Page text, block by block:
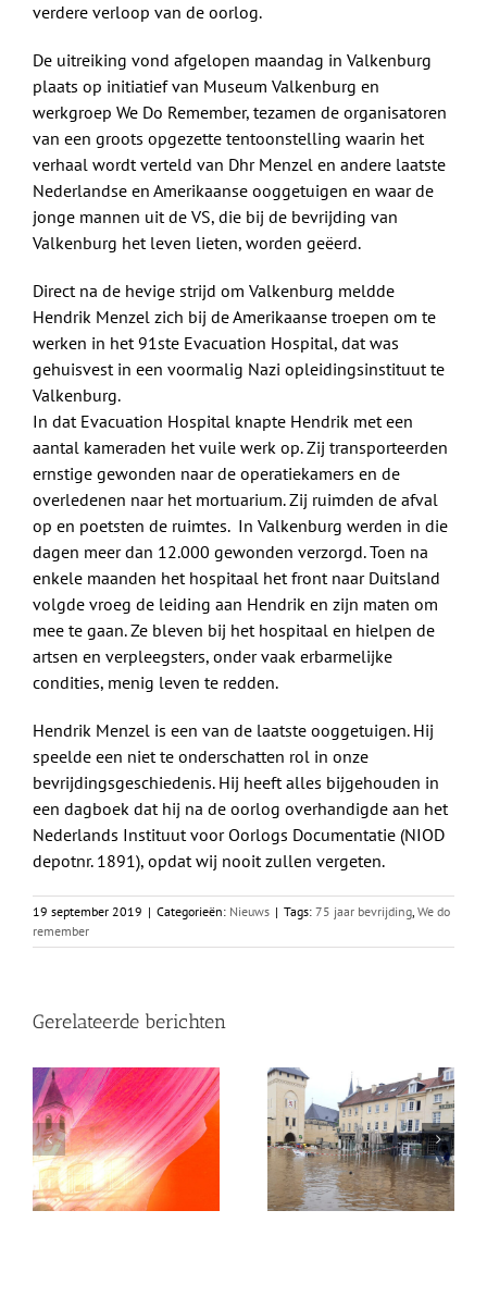
verdere verloop van de oorlog.
De uitreiking vond afgelopen maandag in Valkenburg
plaats op initiatief van Museum Valkenburg en
werkgroep We Do Remember, tezamen de organisatoren
van een groots opgezette tentoonstelling waarin het
verhaal wordt verteld van Dhr Menzel en andere laatste
Nederlandse en Amerikaanse ooggetuigen en waar de
jonge mannen uit de VS, die bij de bevrijding van
Valkenburg het leven lieten, worden geëerd.
Direct na de hevige strijd om Valkenburg meldde
Hendrik Menzel zich bij de Amerikaanse troepen om te
werken in het 91ste Evacuation Hospital, dat was
gehuisvest in een voormalig Nazi opleidingsinstituut te
Valkenburg.
In dat Evacuation Hospital knapte Hendrik met een
aantal kameraden het vuile werk op. Zij transporteerden
ernstige gewonden naar de operatiekamers en de
overledenen naar het mortuarium. Zij ruimden de afval
op en poetsten de ruimtes. In Valkenburg werden in die
dagen meer dan 12.000 gewonden verzorgd. Toen na
enkele maanden het hospitaal het front naar Duitsland
volgde vroeg de leiding aan Hendrik en zijn maten om
mee te gaan. Ze bleven bij het hospitaal en hielpen de
artsen en verpleegsters, onder vaak erbarmelijke
condities, menig leven te redden.
Hendrik Menzel is een van de laatste ooggetuigen. Hij
speelde een niet te onderschatten rol in onze
bevrijdingsgeschiedenis. Hij heeft alles bijgehouden in
een dagboek dat hij na de oorlog overhandigde aan het
Nederlands Instituut voor Oorlogs Documentatie (NIOD
depotnr. 1891), opdat wij nooit zullen vergeten.
19 september 2019 | Categorieën: Nieuws | Tags: 75 jaar bevrijding, We do
remember
Gerelateerde berichten